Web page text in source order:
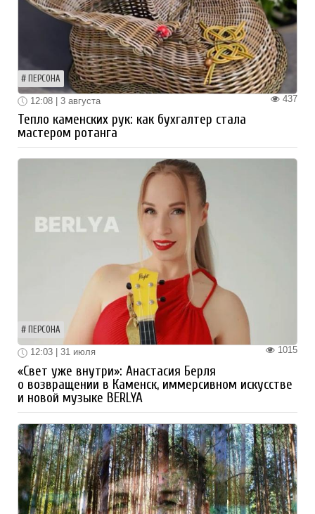
ПЕРСОНА
437
12:08 | 3 августа
Тепло каменских рук: как бухгалтер стала
мастером ротанга
ПЕРСОНА
1015
12:03 | 31 июля
«Свет уже внутри»: Анастасия Берля
о возвращении в Каменск, иммерсивном искусстве
и новой музыке BERLYA